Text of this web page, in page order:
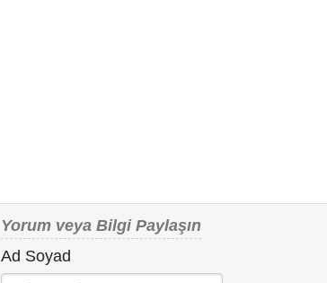
Yorum veya Bilgi Paylaşın
Ad Soyad